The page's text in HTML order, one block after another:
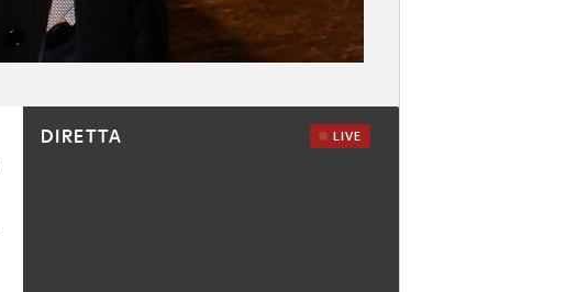
DIRETTA LIVE